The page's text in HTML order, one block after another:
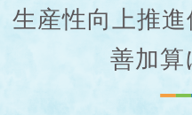
生産性向上推
善加算